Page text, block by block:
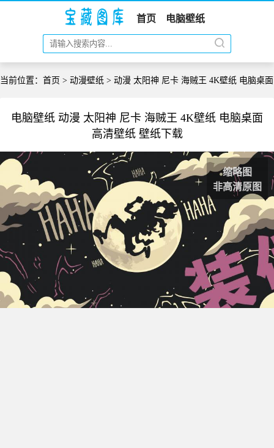
首页 电脑壁纸
当前位置： 首页 > 动漫壁纸 > 动漫 太阳神 尼卡 海贼王 4K壁纸 电脑桌面
电脑壁纸 动漫 太阳神 尼卡 海贼王 4K壁纸 电脑桌面
高清壁纸 壁纸下载
缩略图
非高清原图